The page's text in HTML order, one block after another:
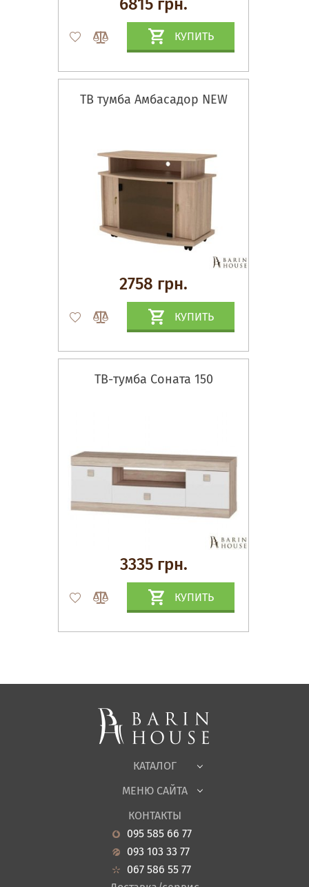
КУПИТЬ
ТВ тумба Амбасадор NEW
2758 грн.
КУПИТЬ
ТВ-тумба Соната 150
3335 грн.
КУПИТЬ
КАТАЛОГ
Спальни, Кровати
Корпусная мебель
Офисная мебель
Садовая мебель
Гостиная
Кухня
Прихожие
Ванная
МЕНЮ САЙТА
О нас
Новости
Гарантия
Кредит
Оплата и доставка
КОНТАКТЫ
095 585 66 77
093 103 33 77
067 586 55 77